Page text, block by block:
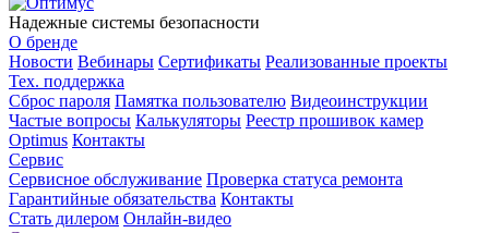
Надежные системы безопасности
О бренде
Новости Вебинары Сертификаты Реализованные проекты
Тех. поддержка
Сброс пароля Памятка пользователю Видеоинструкции
Частые вопросы Калькуляторы Реестр прошивок камер
Optimus Контакты
Сервис
Сервисное обслуживание Проверка статуса ремонта
Гарантийные обязательства Контакты
Стать дилером Онлайн-видео